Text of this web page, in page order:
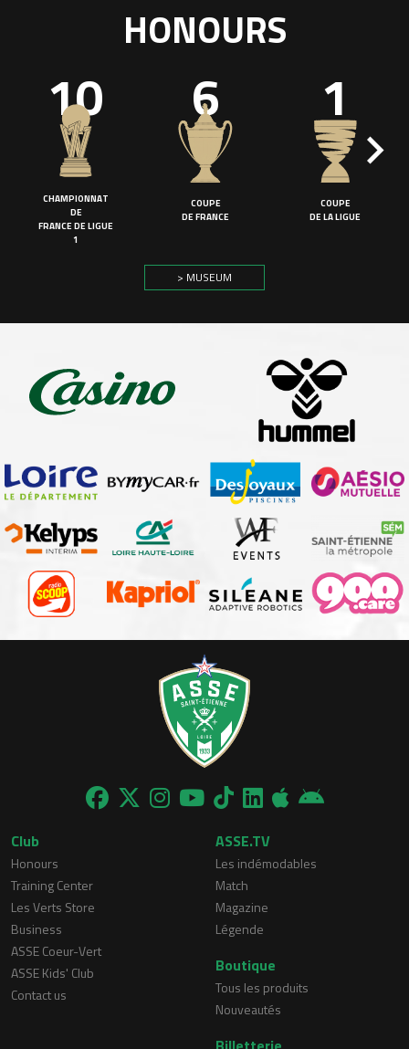
HONOURS
10
CHAMPIONNAT
DE
FRANCE DE LIGUE
1
6
COUPE
DE FRANCE
1
COUPE
DE LA LIGUE
> MUSEUM
Club
Honours
Training Center
Les Verts Store
Business
ASSE Coeur-Vert
ASSE Kids' Club
Contact us
ASSE.TV
Les indémodables
Match
Magazine
Légende
Boutique
Tous les produits
Nouveautés